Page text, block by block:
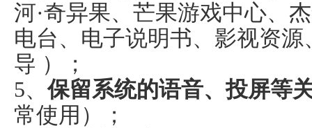
河·奇异果、芒果游戏中心、
电台、电子说明书、影视资
导 ）；
5、保留系统的语音、投屏等
常使用）；